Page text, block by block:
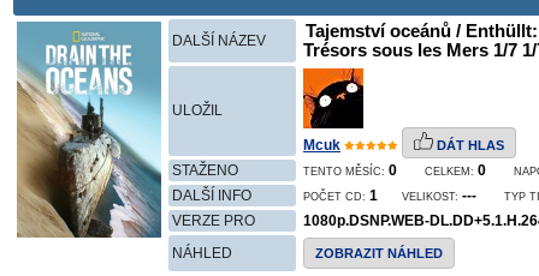
DALŠÍ NÁZEV
Tajemství oceánů /
Trésors sous les Mers 1/7 1/
ULOŽIL
Mcuk DÁT HLAS
STAŽENO TENTO MĚSÍC: 0 CELKEM: 0
DALŠÍ INFO POČET CD: 1 VELIKOST: --- TYP
VERZE PRO
1080p.DSNP.WEB-
NÁHLED
ZOBRAZIT NÁHLED